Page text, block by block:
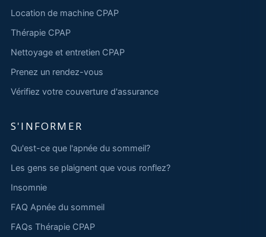
Location de machine CPAP
Thérapie CPAP
Nettoyage et entretien CPAP
Prenez un rendez-vous
Vérifiez votre couverture d'assurance
S'INFORMER
Qu'est-ce que l'apnée du sommeil?
Les gens se plaignent que vous ronflez?
Insomnie
FAQ Apnée du sommeil
FAQs Thérapie CPAP